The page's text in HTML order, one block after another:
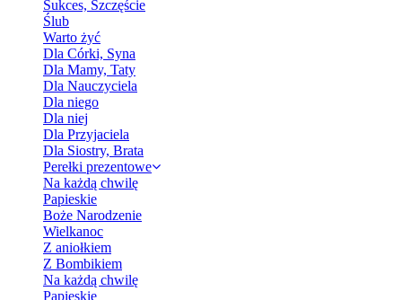
Sukces, Szczęście
Ślub
Warto żyć
Dla Córki, Syna
Dla Mamy, Taty
Dla Nauczyciela
Dla niego
Dla niej
Dla Przyjaciela
Dla Siostry, Brata
Perełki prezentowe
Na każdą chwilę
Papieskie
Boże Narodzenie
Wielkanoc
Z aniołkiem
Z Bombikiem
Na każdą chwilę
Papieskie